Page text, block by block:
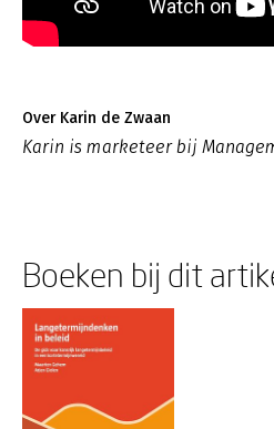
Over Karin de Zwaan
Karin is marketeer bij
Boeken bij dit